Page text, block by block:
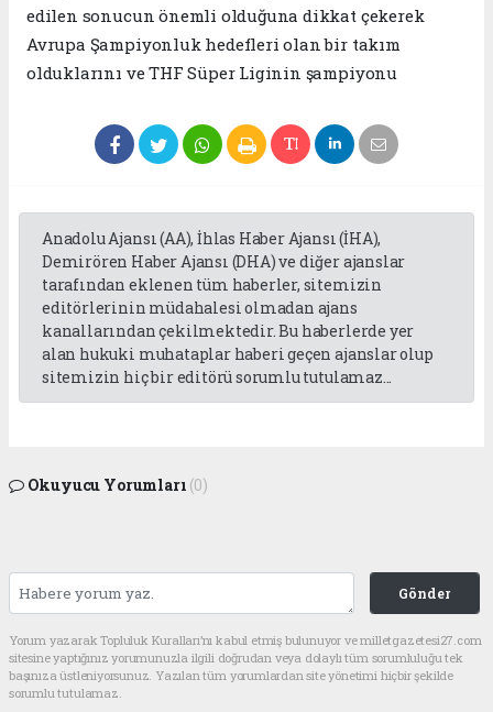
edilen sonucun önemli olduğuna dikkat çekerek
Avrupa Şampiyonluk hedefleri olan bir takım
olduklarını ve THF Süper Liginin şampiyonu
Anadolu Ajansı (AA), İhlas Haber Ajansı (İHA),
Demirören Haber Ajansı (DHA) ve diğer ajanslar
tarafından eklenen tüm haberler, sitemizin
editörlerinin müdahalesi olmadan ajans
kanallarından çekilmektedir. Bu haberlerde yer
alan hukuki muhataplar haberi geçen ajanslar olup
sitemizin hiç bir editörü sorumlu tutulamaz...
Okuyucu Yorumları (0)
Gönder
Yorum yazarak Topluluk Kuralları’nı kabul etmiş bulunuyor ve milletgazetesi27.com
sitesine yaptığınız yorumunuzla ilgili doğrudan veya dolaylı tüm sorumluluğu tek
başınıza üstleniyorsunuz. Yazılan tüm yorumlardan site yönetimi hiçbir şekilde
sorumlu tutulamaz.